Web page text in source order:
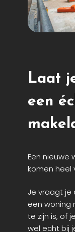
Laat
een
Een nieuwe
komen heel
Je vraagt je
een woning
te zijn is, of
wel echt bij